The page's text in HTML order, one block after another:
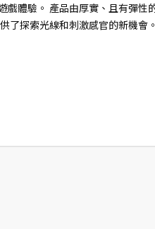
體驗。 產品由厚實、且有彈
了探索光線和刺激感官的新機會。